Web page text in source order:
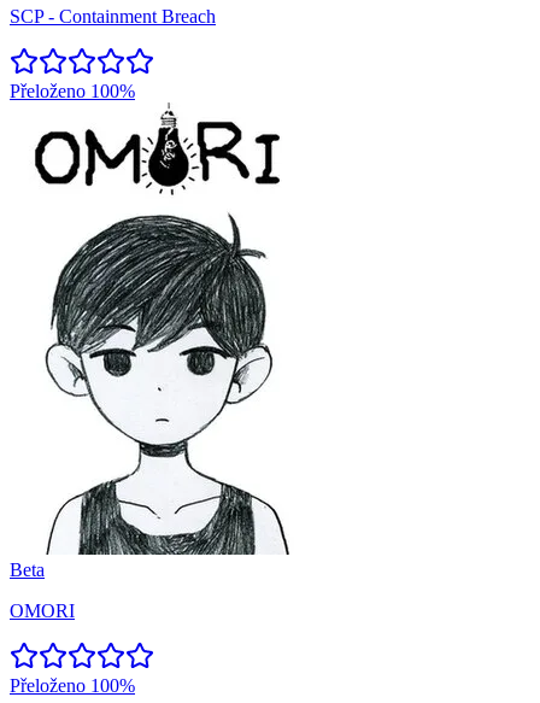
SCP - Containment Breach
Přeloženo 100%
Beta
OMORI
Přeloženo 100%